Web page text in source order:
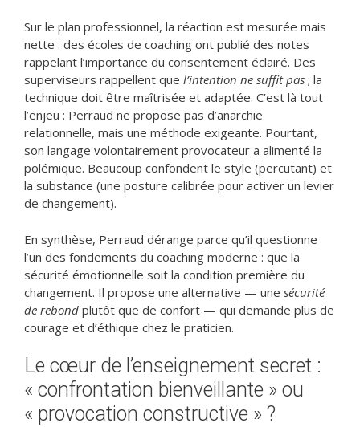
Sur le plan professionnel, la réaction est mesurée mais
nette : des écoles de coaching ont publié des notes
rappelant l’importance du consentement éclairé. Des
superviseurs rappellent que l’intention ne suffit pas ; la
technique doit être maîtrisée et adaptée. C’est là tout
l’enjeu : Perraud ne propose pas d’anarchie
relationnelle, mais une méthode exigeante. Pourtant,
son langage volontairement provocateur a alimenté la
polémique. Beaucoup confondent le style (percutant) et
la substance (une posture calibrée pour activer un levier
de changement).
En synthèse, Perraud dérange parce qu’il questionne
l’un des fondements du coaching moderne : que la
sécurité émotionnelle soit la condition première du
changement. Il propose une alternative — une sécurité
de rebond plutôt que de confort — qui demande plus de
courage et d’éthique chez le praticien.
Le cœur de l’enseignement secret :
« confrontation bienveillante » ou
« provocation constructive » ?